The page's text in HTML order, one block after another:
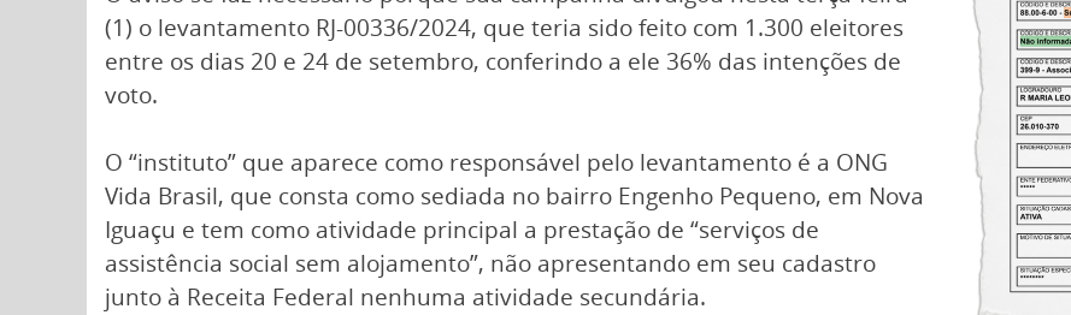
(1) o levantamento RJ-00336/2024, que teria sido feito com 1.300 eleitores
entre os dias 20 e 24 de setembro, conferindo a ele 36% das intenções de
voto.
O “instituto” que aparece como responsável pelo levantamento é a ONG
Vida Brasil, que consta como sediada no bairro Engenho Pequeno, em Nova
Iguaçu e tem como atividade principal a prestação de “serviços de
assistência social sem alojamento”, não apresentando em seu cadastro
junto à Receita Federal nenhuma atividade secundária.